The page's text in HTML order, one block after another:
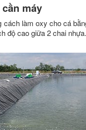
máy
làm oxy cho cá
độ cao giữa 2 chai